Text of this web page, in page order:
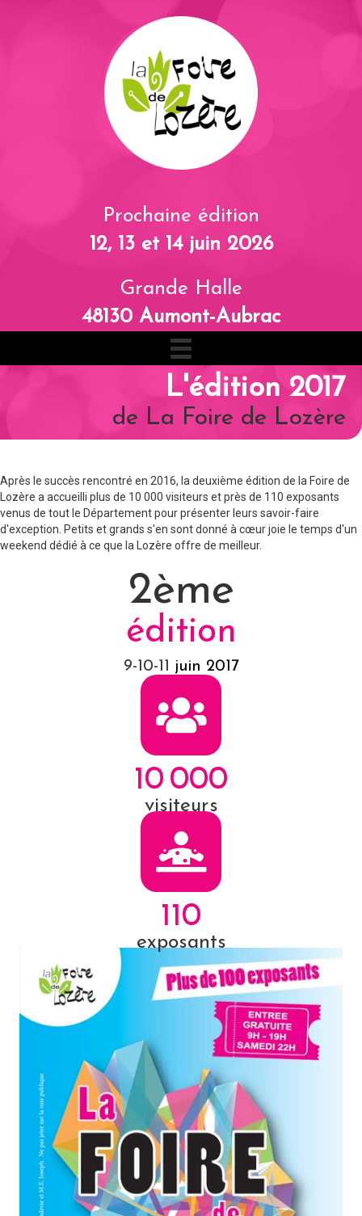
Prochaine édition
12, 13 et 14 juin 2026
Grande Halle
48130 Aumont-Aubrac
L'édition 2017
de La Foire de Lozère
Après le succès rencontré en 2016, la deuxième édition de la Foire de
Lozère a accueilli plus de 10 000 visiteurs et près de 110 exposants
venus de tout le Département pour présenter leurs savoir-faire
d'exception. Petits et grands s'en sont donné à cœur joie le temps d'un
weekend dédié à ce que la Lozère offre de meilleur.
2ème
édition
9-10-11 juin 2017
10 000
visiteurs
110
exposants